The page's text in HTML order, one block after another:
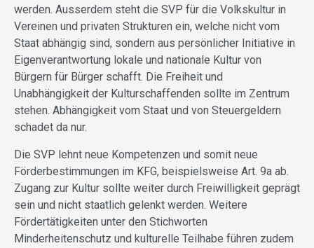
werden. Ausserdem steht die SVP für die Volkskultur in
Vereinen und privaten Strukturen ein, welche nicht vom
Staat abhängig sind, sondern aus persönlicher Initiative in
Eigenverantwortung lokale und nationale Kultur von
Bürgern für Bürger schafft. Die Freiheit und
Unabhängigkeit der Kulturschaffenden sollte im Zentrum
stehen. Abhängigkeit vom Staat und von Steuergeldern
schadet da nur.
Die SVP lehnt neue Kompetenzen und somit neue
Förderbestimmungen im KFG, beispielsweise Art. 9a ab.
Zugang zur Kultur sollte weiter durch Freiwilligkeit geprägt
sein und nicht staatlich gelenkt werden. Weitere
Fördertätigkeiten unter den Stichworten
Minderheitenschutz und kulturelle Teilhabe führen zudem